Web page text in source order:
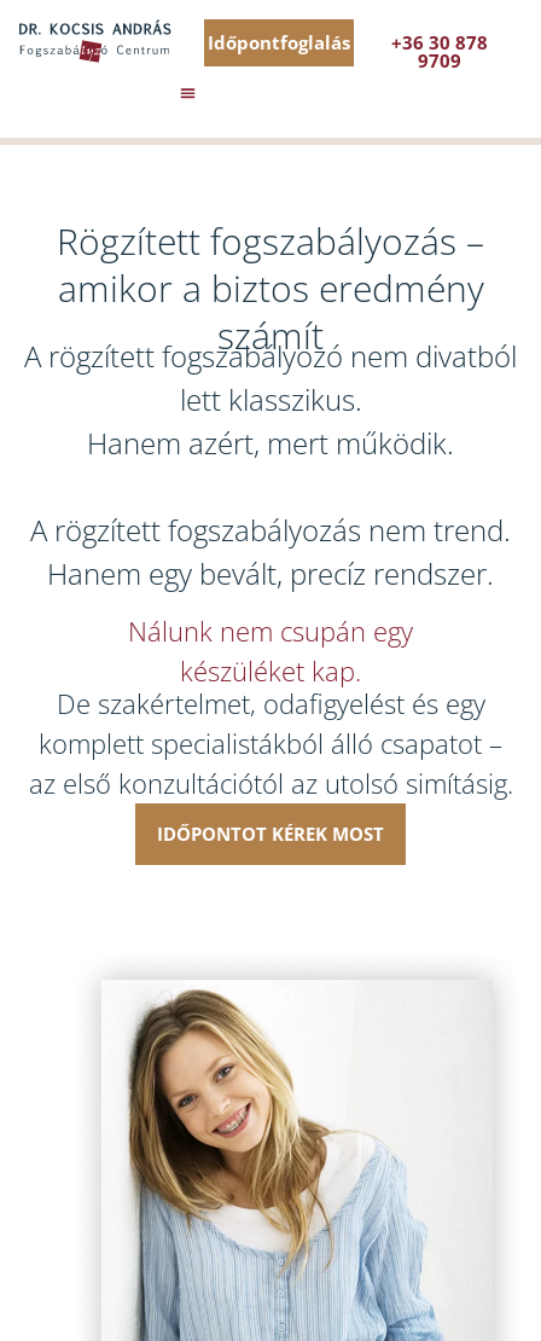
Időpontfoglalás +36 30 878
9709
Rögzített fogszabályozás –
amikor a biztos eredmény
számít
A rögzített fogszabályozó nem divatból
lett klasszikus.
Hanem azért, mert működik.
A rögzített fogszabályozás nem trend.
Hanem egy bevált, precíz rendszer.
Nálunk nem csupán egy
készüléket kap.
De szakértelmet, odafigyelést és egy
komplett specialistákból álló csapatot –
az első konzultációtól az utolsó simításig.
IDŐPONTOT KÉREK MOST